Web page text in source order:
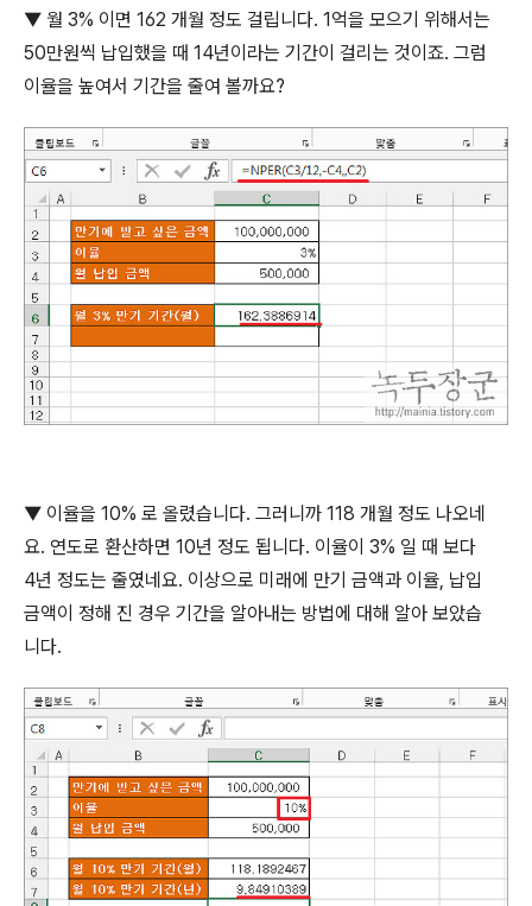
▼ 월 3% 이면 162 개월 정도 걸립니다. 1억을 모으기 위해서는
50만원씩 납입했을 때 14년이라는 기간이 걸리는 것이죠. 그럼
이율을 높여서 기간을 줄여 볼까요?
▼ 이율을 10% 로 올렸습니다. 그러니까 118 개월 정도 나오네
요. 연도로 환산하면 10년 정도 됩니다. 이율이 3% 일 때 보다
4년 정도는 줄였네요. 이상으로 미래에 만기 금액과 이율, 납입
금액이 정해 진 경우 기간을 알아내는 방법에 대해 알아 보았습
니다.